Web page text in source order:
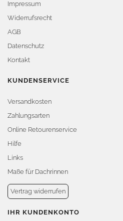
Impressum
Widerrufsrecht
AGB
Datenschutz
Kontakt
KUNDENSERVICE
Versandkosten
Zahlungsarten
Online Retourenservice
Hilfe
Links
Maße für Dachrinnen
Vertrag widerrufen
IHR KUNDENKONTO